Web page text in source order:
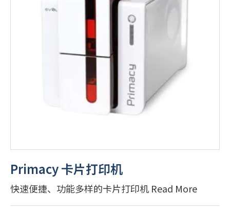
Primacy 卡片打印机
快速便捷、功能多样的卡片打印机 Read More